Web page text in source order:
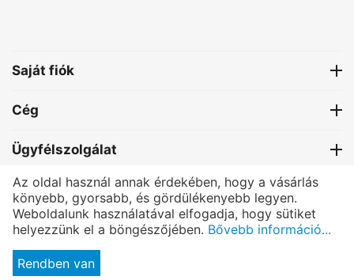
Saját fiók
Cég
Ügyfélszolgálat
Kapcsolat
PRETTONI®- All rights reserved.
© Copyright 2004-2025 Bexmon™ Marketing | Host by:
Click hereto read the full online services privacy policy, copyright, trademark and legal information.
Az oldal használ annak érdekében, hogy a vásárlás
könyebb, gyorsabb, és gördülékenyebb legyen.
Weboldalunk használatával elfogadja, hogy sütiket
helyezzünk el a böngészőjében. Bővebb információ...
Rendben van